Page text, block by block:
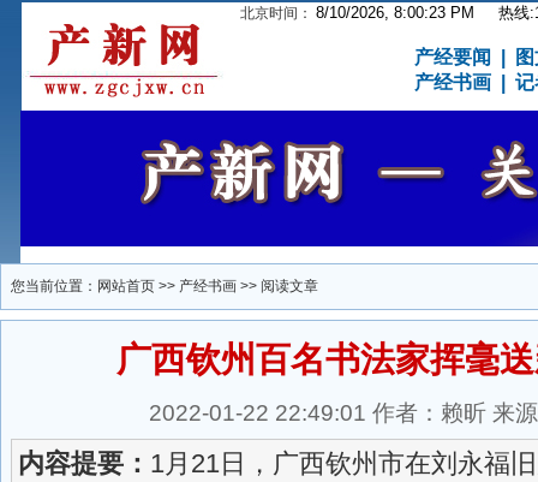
北京时间： 8/10/2026, 8:00:24 PM 热线
产经要闻
产经书画
记
您当前位置： 网站首页 >> 产经书画 >> 阅读文章
广西钦州百名书法家挥毫
2022-01-22 22:49:01 作者：赖昕 来
内容提要： 1月21日，广西钦州市在刘永福